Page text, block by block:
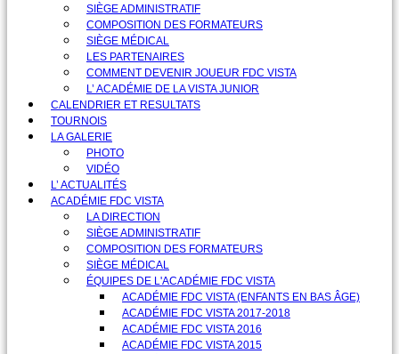
SIÈGE ADMINISTRATIF
COMPOSITION DES FORMATEURS
SIÈGE MÉDICAL
LES PARTENAIRES
COMMENT DEVENIR JOUEUR FDC VISTA
L’ ACADÉMIE DE LA VISTA JUNIOR
CALENDRIER ET RESULTATS
TOURNOIS
LA GALERIE
PHOTO
VIDÉO
L’ ACTUALITÉS
ACADÉMIE FDC VISTA
LA DIRECTION
SIÈGE ADMINISTRATIF
COMPOSITION DES FORMATEURS
SIÈGE MÉDICAL
ÉQUIPES DE L'ACADÉMIE FDC VISTA
ACADÉMIE FDC VISTA (ENFANTS EN BAS ÂGE)
ACADÉMIE FDC VISTA 2017-2018
ACADÉMIE FDC VISTA 2016
ACADÉMIE FDC VISTA 2015